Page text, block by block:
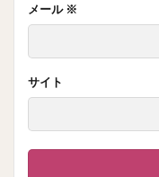
メール ※
サイト